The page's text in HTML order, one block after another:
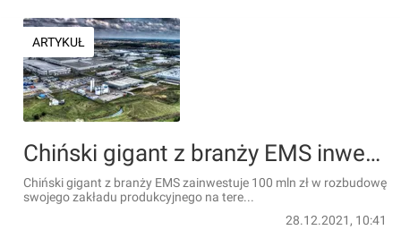
ARTYKUŁ
Chiński gigant z branży EMS inwestuje pod Wrocławiem
Chiński gigant z branży EMS zainwestuje 100 mln zł w rozbudowę
swojego zakładu produkcyjnego na tere...
28.12.2021, 10:41